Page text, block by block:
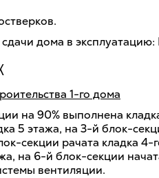
дома в эксплуатацию:
1-го дома
на 90% выполнена
5 этажа, на 3-й блок-
секции рачата кладка
на 6-й блок-секции
вентиляции.